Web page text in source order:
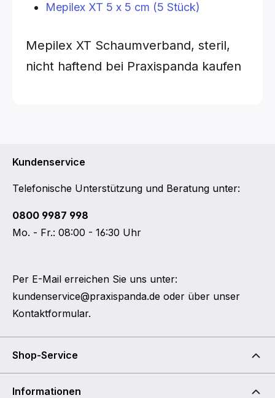
Mepilex XT 5 x 5 cm (5 Stück)
Mepilex XT Schaumverband, steril,
nicht haftend bei Praxispanda kaufen
Kundenservice
Telefonische Unterstützung und Beratung unter:
0800 9987 998
Mo. - Fr.: 08:00 - 16:30 Uhr
Per E-Mail erreichen Sie uns unter:
kundenservice@praxispanda.de oder über unser
Kontaktformular.
Shop-Service
Informationen